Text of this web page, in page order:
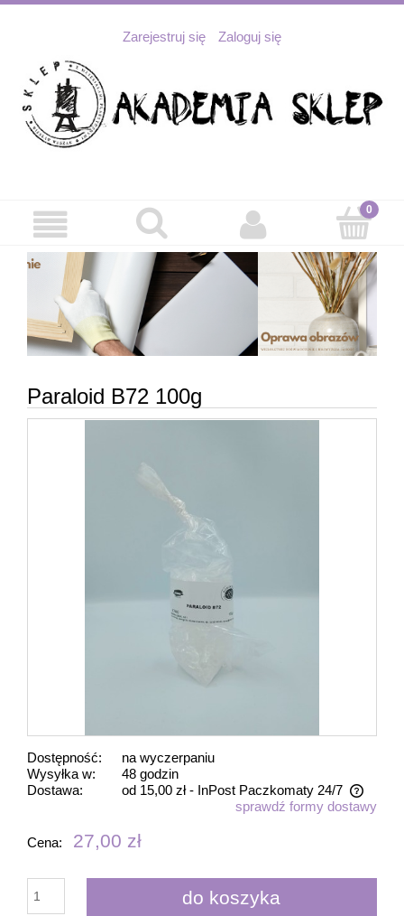
Zarejestruj się Zaloguj się
Paraloid B72 100g
Dostępność:
na wyczerpaniu
Wysyłka w:
48 godzin
Dostawa:
od 15,00 zł - InPost Paczkomaty 24/7
Cena nie zawiera ewentualnych kosztów płatnościsprawdź formy dostawy
Cena: 27,00 zł
do koszyka